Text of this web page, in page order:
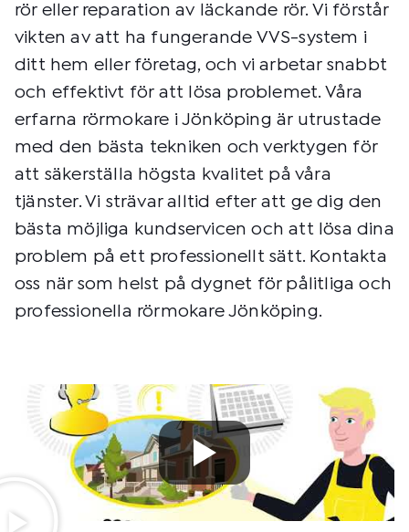
rör eller reparation av läckande rör. Vi förstår
vikten av att ha fungerande VVS-system i
ditt hem eller företag, och vi arbetar snabbt
och effektivt för att lösa problemet. Våra
erfarna rörmokare i Jönköping är utrustade
med den bästa tekniken och verktygen för
att säkerställa högsta kvalitet på våra
tjänster. Vi strävar alltid efter att ge dig den
bästa möjliga kundservicen och att lösa dina
problem på ett professionellt sätt. Kontakta
oss när som helst på dygnet för pålitliga och
professionella rörmokare Jönköping.